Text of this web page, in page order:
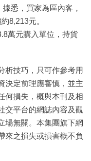
悉，買家為區內客，
8,213元。
萬元購入單位，持貨
析技巧，只可作參考用
決定前理應審慎，並主
何損失，概與本刊及相
交平台的網誌內容及觀
場無關。本集團旗下網
來之損失或損害概不負